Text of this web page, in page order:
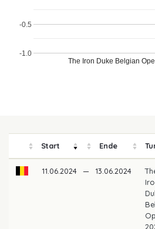
The Iron Duke Belgian
-1.0
-0.5
Start Ende
11.06.2024 — 13.06.2024